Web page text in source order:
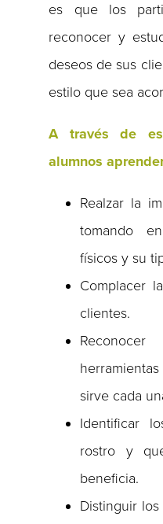
es que los
reconocer y
deseos de sus
estilo que sea
A través de
alumnos
Realzar la
tomando
físicos y su
Complacer
clientes.
sirve cada
Identificar
rostro y
beneficia.
Distinguir